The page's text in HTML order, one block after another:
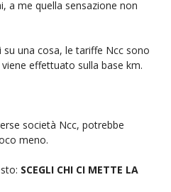
a me quella sensazione non
una cosa, le tariffe Ncc sono
effettuato sulla base km.
società Ncc, potrebbe
meno.
SCEGLI CHI CI METTE LA